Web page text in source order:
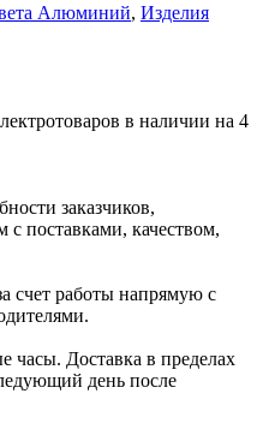
Алюминий, Изделия
в наличии на 4
заказчиков,
с поставками, качеством,
счет работы напрямую с
часы. Доставка в пределах
день после